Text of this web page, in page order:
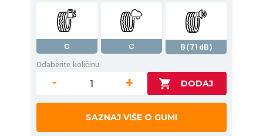
C C
B(71dB)
Odaberite količinu
- +
SAZNAJ VIŠE O GUMI